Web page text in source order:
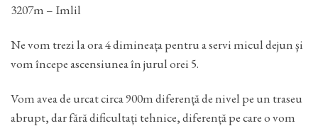
3207m – Imlil
Ne vom trezi la ora 4 dimineața pentru a servi micul dejun şi
vom începe ascensiunea în jurul orei 5.
Vom avea de urcat circa 900m diferență de nivel pe un traseu
abrupt, dar fără dificultați tehnice, diferență pe care o vom